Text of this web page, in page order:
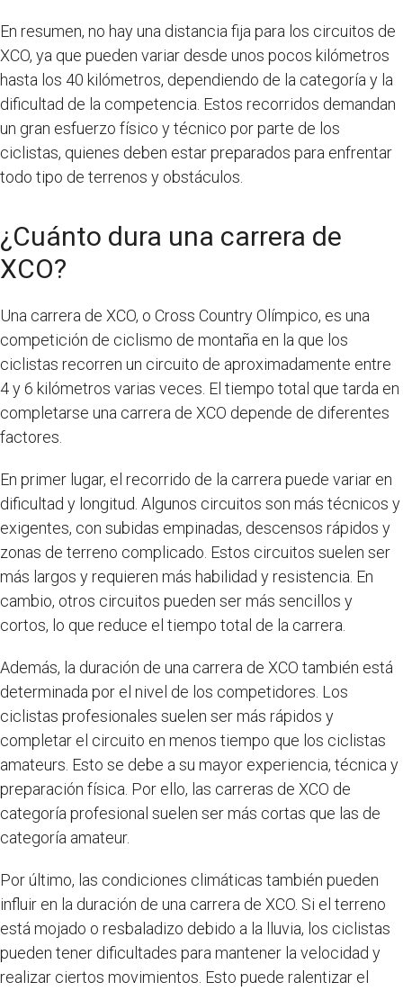
En resumen, no hay una distancia fija para los circuitos de
XCO, ya que pueden variar desde unos pocos kilómetros
hasta los 40 kilómetros, dependiendo de la categoría y la
dificultad de la competencia. Estos recorridos demandan
un gran esfuerzo físico y técnico por parte de los
ciclistas, quienes deben estar preparados para enfrentar
todo tipo de terrenos y obstáculos.
¿Cuánto dura una carrera de
XCO?
Una carrera de XCO, o Cross Country Olímpico, es una
competición de ciclismo de montaña en la que los
ciclistas recorren un circuito de aproximadamente entre
4 y 6 kilómetros varias veces. El tiempo total que tarda en
completarse una carrera de XCO depende de diferentes
factores.
En primer lugar, el recorrido de la carrera puede variar en
dificultad y longitud. Algunos circuitos son más técnicos y
exigentes, con subidas empinadas, descensos rápidos y
zonas de terreno complicado. Estos circuitos suelen ser
más largos y requieren más habilidad y resistencia. En
cambio, otros circuitos pueden ser más sencillos y
cortos, lo que reduce el tiempo total de la carrera.
Además, la duración de una carrera de XCO también está
determinada por el nivel de los competidores. Los
ciclistas profesionales suelen ser más rápidos y
completar el circuito en menos tiempo que los ciclistas
amateurs. Esto se debe a su mayor experiencia, técnica y
preparación física. Por ello, las carreras de XCO de
categoría profesional suelen ser más cortas que las de
categoría amateur.
Por último, las condiciones climáticas también pueden
influir en la duración de una carrera de XCO. Si el terreno
está mojado o resbaladizo debido a la lluvia, los ciclistas
pueden tener dificultades para mantener la velocidad y
realizar ciertos movimientos. Esto puede ralentizar el